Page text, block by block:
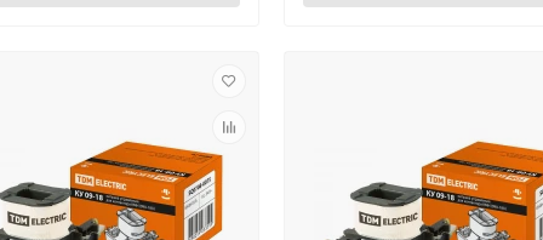
LED ДСП 1200 4000лм
6000К IP65 TDM
75.2 BYN
серии СВО 295х1195, 40 Вт, 6000 К,
хром, TDM
79.96 BYN